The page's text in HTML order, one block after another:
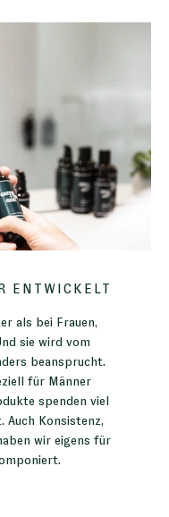
ENTWICKELT
als bei Frauen,
sie wird vom
beansprucht.
für Männer
spenden viel
Auch Konsistenz,
wir eigens für